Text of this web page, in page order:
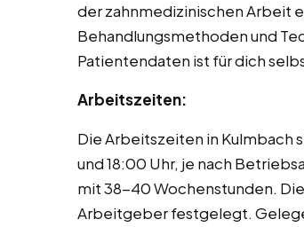
der zahnmedizinischen Arbeit
Behandlungsmethoden und
Patientendaten ist für dich
Arbeitszeiten:
Die Arbeitszeiten in Kulmbach
und 18:00 Uhr, je nach
mit 38-40 Wochenstunden.
Arbeitgeber festgelegt.